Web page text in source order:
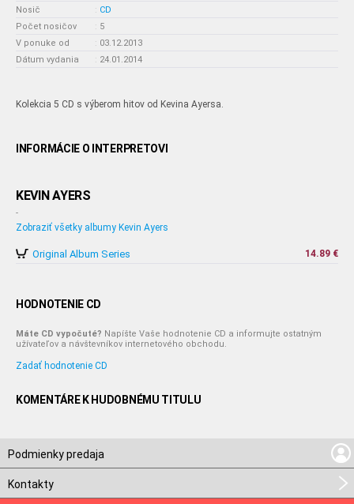
Nosič
: CD
Počet nosičov
: 5
V ponuke od
: 03.12.2013
Dátum vydania
: 24.01.2014
Kolekcia 5 CD s výberom hitov od Kevina Ayersa.
INFORMÁCIE O INTERPRETOVI
KEVIN AYERS
-
Zobraziť všetky albumy Kevin Ayers
Original Album Series 14.89 €
HODNOTENIE CD
Máte CD vypočuté? Napíšte Vaše hodnotenie CD a informujte ostatným
užívateľov a návštevníkov internetového obchodu.
Zadať hodnotenie CD
KOMENTÁRE K HUDOBNÉMU TITULU
Podmienky predaja
Kontakty